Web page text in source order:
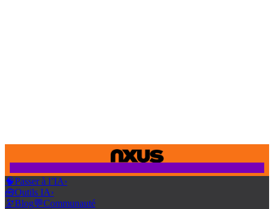
🧠Passer à l’IA›
🧰Outils IA›
🔭Blog💬Communauté